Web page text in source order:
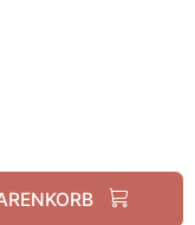
Glass Glass